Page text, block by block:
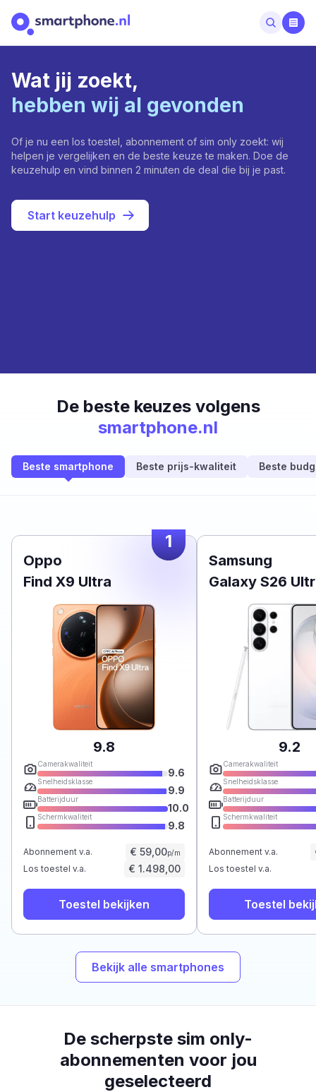
Wat jij zoekt,
hebben wij al gevonden
Of je nu een los toestel, abonnement of sim only zoekt: wij
helpen je vergelijken en de beste keuze te maken. Doe de
keuzehulp en vind binnen 2 minuten de deal die bij je past.
Start keuzehulp
De beste keuzes volgens
smartphone.nl
Beste smartphone Beste prijs-kwaliteit Beste
1
Oppo
Find X9 Ultra
9.8
Camerakwaliteit
9.6
Snelheidsklasse
9.9
Batterijduur
10.0
Schermkwaliteit
9.8
Abonnement v.a. € 59,00p/m
Los toestel v.a. € 1.498,00
Toestel bekijken
Samsung
Galaxy S26
9.2
Camerakwaliteit
Snelheidsklasse
Batterijduur
Schermkwaliteit
Abonnement v.a.
Los toestel v.a.
Toestel
Bekijk alle smartphones
De scherpste sim only-
abonnementen voor jou
geselecteerd